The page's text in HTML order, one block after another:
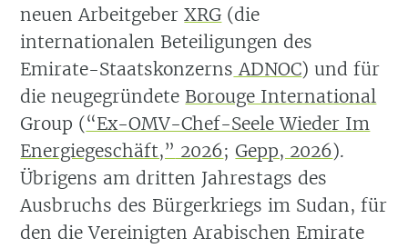
neuen ArbeitgeberXRG (die
internationalen Beteiligungen des
Emirate-Staatskonzerns ADNOC) und für
die neugegründete Borouge International
Group (“Ex-OMV-Chef-Seele Wieder Im
Energiegeschäft,” 2026; Gepp, 2026).
Übrigens am dritten Jahrestags des
Ausbruchs des Bürgerkriegs im Sudan, für
den die Vereinigten Arabischen Emirate